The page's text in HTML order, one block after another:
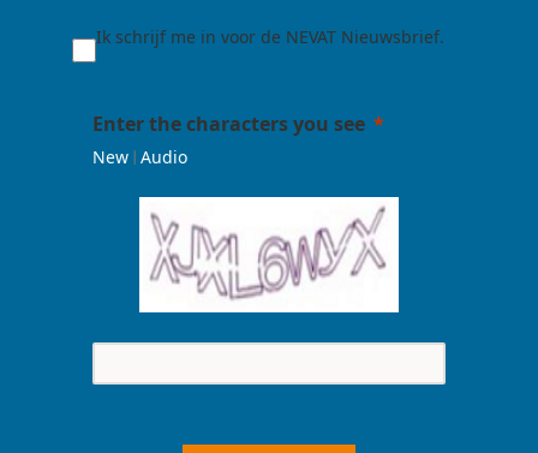
Ik schrijf me in voor de NEVAT Nieuwsbrief.
Enter the characters you see
New | Audio